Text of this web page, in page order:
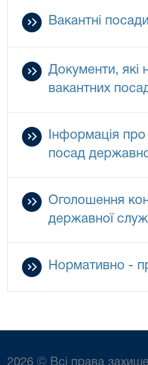
Вакантні
Документи, які
вакантних
Інформація
посад
Оголошення
державної
Нормативно -
2026 © Всі права